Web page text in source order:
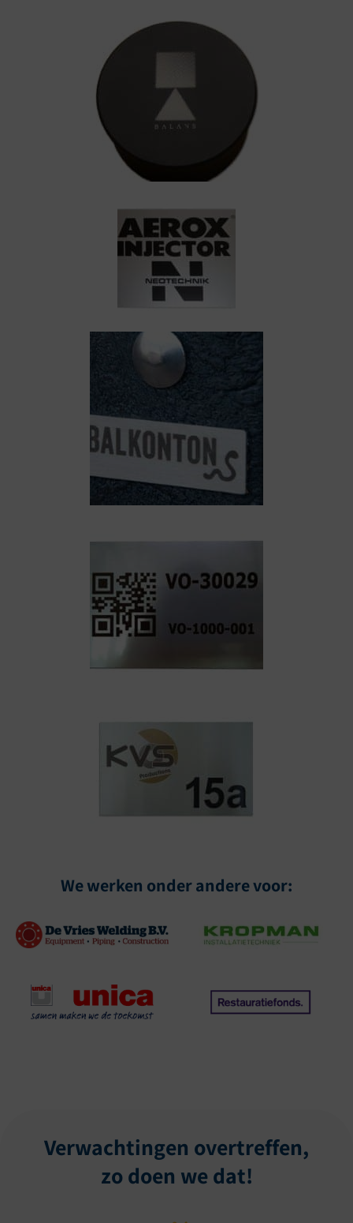
We werken onder andere voor:
Verwachtingen overtreffen,
zo doen we dat!